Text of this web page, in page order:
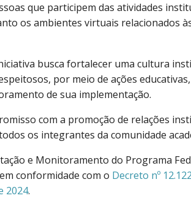
que participem das atividades
os ambientes virtuais relacionados
busca fortalecer uma cultura
por meio de ações
de sua implementação.
com a promoção de relações
os integrantes da comunidade
e Monitoramento do Programa
conformidade com o Decreto nº
2024.